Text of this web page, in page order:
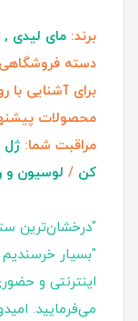
برند: مای لیدی , My Lady
دسته
برای آشنایی با
محصولات
مراقبت شما: ژل
کن / لوسیون و
"درخشان‌ترین
"بسیار
اینترنتی و
می‌فرمایید.